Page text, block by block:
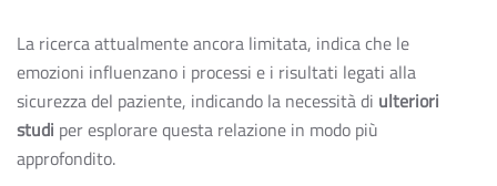
La ricerca attualmente ancora limitata, indica che le
emozioni influenzano i processi e i risultati legati alla
sicurezza del paziente, indicando la necessità di ulteriori
studi per esplorare questa relazione in modo più
approfondito.